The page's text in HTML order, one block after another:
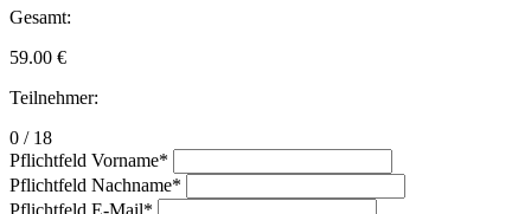
Gesamt:
59.00 €
Teilnehmer:
0 / 18
Pflichtfeld Vorname*
Pflichtfeld Nachname*
Pflichtfeld E-Mail*